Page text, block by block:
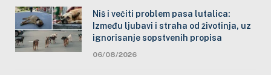
Niš i večiti problem pasa lutalica:
Između ljubavi i straha od životinja, uz
ignorisanje sopstvenih propisa
06/08/2026